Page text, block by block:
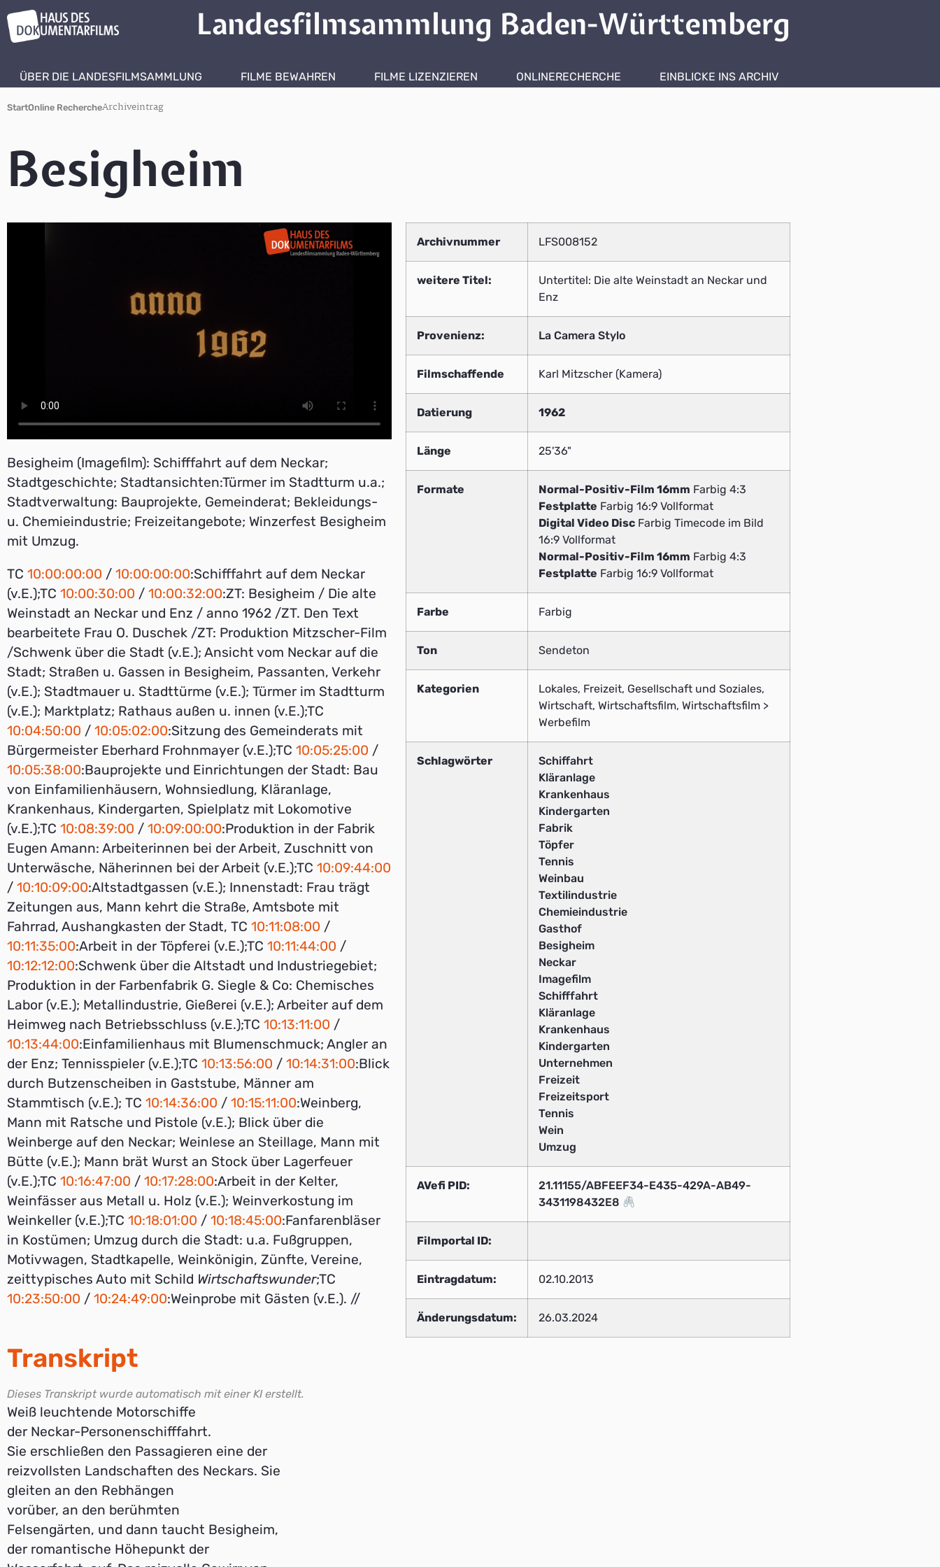
Landesfilmsammlung Baden-Württemberg
ÜBER DIE LANDESFILMSAMMLUNG FILME BEWAHREN FILME LIZENZIEREN ONLINERECHERCHE EINBLICKE INS ARCHIV
StartOnline RechercheArchiveintrag
Besigheim
Besigheim (Imagefilm): Schifffahrt auf dem Neckar;
Stadtgeschichte; Stadtansichten:Türmer im Stadtturm u.a.;
Stadtverwaltung: Bauprojekte, Gemeinderat; Bekleidungs-
u. Chemieindustrie; Freizeitangebote; Winzerfest Besigheim
mit Umzug.
TC 10:00:00:00 / 10:00:00:00:Schifffahrt auf dem Neckar
(v.E.);TC 10:00:30:00 / 10:00:32:00:ZT: Besigheim / Die alte
Weinstadt an Neckar und Enz / anno 1962 /ZT. Den Text
bearbeitete Frau O. Duschek /ZT: Produktion Mitzscher-Film
/Schwenk über die Stadt (v.E.); Ansicht vom Neckar auf die
Stadt; Straßen u. Gassen in Besigheim, Passanten, Verkehr
(v.E.); Stadtmauer u. Stadttürme (v.E.); Türmer im Stadtturm
(v.E.); Marktplatz; Rathaus außen u. innen (v.E.);TC
10:04:50:00 / 10:05:02:00:Sitzung des Gemeinderats mit
Bürgermeister Eberhard Frohnmayer (v.E.);TC 10:05:25:00 /
10:05:38:00:Bauprojekte und Einrichtungen der Stadt: Bau
von Einfamilienhäusern, Wohnsiedlung, Kläranlage,
Krankenhaus, Kindergarten, Spielplatz mit Lokomotive
(v.E.);TC 10:08:39:00 / 10:09:00:00:Produktion in der Fabrik
Eugen Amann: Arbeiterinnen bei der Arbeit, Zuschnitt von
Unterwäsche, Näherinnen bei der Arbeit (v.E.);TC 10:09:44:00
/ 10:10:09:00:Altstadtgassen (v.E.); Innenstadt: Frau trägt
Zeitungen aus, Mann kehrt die Straße, Amtsbote mit
Fahrrad, Aushangkasten der Stadt, TC 10:11:08:00 /
10:11:35:00:Arbeit in der Töpferei (v.E.);TC 10:11:44:00 /
10:12:12:00:Schwenk über die Altstadt und Industriegebiet;
Produktion in der Farbenfabrik G. Siegle & Co: Chemisches
Labor (v.E.); Metallindustrie, Gießerei (v.E.); Arbeiter auf dem
Heimweg nach Betriebsschluss (v.E.);TC 10:13:11:00 /
10:13:44:00:Einfamilienhaus mit Blumenschmuck; Angler an
der Enz; Tennisspieler (v.E.);TC 10:13:56:00 / 10:14:31:00:Blick
durch Butzenscheiben in Gaststube, Männer am
Stammtisch (v.E.); TC 10:14:36:00 / 10:15:11:00:Weinberg,
Mann mit Ratsche und Pistole (v.E.); Blick über die
Weinberge auf den Neckar; Weinlese an Steillage, Mann mit
Bütte (v.E.); Mann brät Wurst an Stock über Lagerfeuer
(v.E.);TC 10:16:47:00 / 10:17:28:00:Arbeit in der Kelter,
Weinfässer aus Metall u. Holz (v.E.); Weinverkostung im
Weinkeller (v.E.);TC 10:18:01:00 / 10:18:45:00:Fanfarenbläser
in Kostümen; Umzug durch die Stadt: u.a. Fußgruppen,
Motivwagen, Stadtkapelle, Weinkönigin, Zünfte, Vereine,
zeittypisches Auto mit Schild Wirtschaftswunder;TC
10:23:50:00 / 10:24:49:00:Weinprobe mit Gästen (v.E.). //
Transkript
Dieses Transkript wurde automatisch mit einer KI erstellt.
Weiß leuchtende Motorschiffe
der Neckar-Personenschifffahrt.
Sie erschließen den Passagieren eine der
reizvollsten Landschaften des Neckars. Sie
gleiten an den Rebhängen
vorüber, an den berühmten
Felsengärten, und dann taucht Besigheim,
der romantische Höhepunkt der
Archivnummer LFS008152
weitere Titel:
Untertitel: Die alte Weinstadt an Neckar und
Enz
Provenienz: La Camera Stylo
Filmschaffende Karl Mitzscher (Kamera)
Datierung 1962
Länge 25'36"
Formate Normal-Positiv-Film 16mm Farbig 4:3
Festplatte Farbig 16:9 Vollformat
Digital Video Disc Farbig Timecode im Bild
16:9 Vollformat
Normal-Positiv-Film 16mm Farbig 4:3
Festplatte Farbig 16:9 Vollformat
Farbe Farbig
Ton Sendeton
Kategorien
Lokales, Freizeit, Gesellschaft und Soziales,
Wirtschaft, Wirtschaftsfilm, Wirtschaftsfilm >
Werbefilm
Schlagwörter
Schiffahrt
Kläranlage
Krankenhaus
Kindergarten
Fabrik
Töpfer
Tennis
Weinbau
Textilindustrie
Chemieindustrie
Gasthof
Besigheim
Neckar
Imagefilm
Schifffahrt
Kläranlage
Krankenhaus
Kindergarten
Unternehmen
Freizeit
Freizeitsport
Tennis
Wein
Umzug
AVefi PID:
21.11155/ABFEEF34-E435-429A-AB49-
3431198432E8
Filmportal ID:
Eintragdatum: 02.10.2013
Änderungsdatum: 26.03.2024